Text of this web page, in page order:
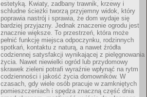
estetyką. Kwiaty, zadbany trawnik, krzewy i
schludne ścieżki tworzą przyjemny widok, który
poprawia nastrój i sprawia, że dom wydaje się
bardziej przyjazny. Jednak znaczenie ogrodu jest
znacznie większe. To przestrzeń, która może
pełnić funkcję miejsca odpoczynku, rodzinnych
spotkań, kontaktu z naturą, a nawet źródła
codziennej satysfakcji wynikającej z pielęgnowania
życia. Nawet niewielki ogród lub przydomowy
skrawek zieleni potrafi wyraźnie wpłynąć na rytm
codzienności i jakość życia domowników. W
czasach, gdy wiele osób pracuje w zamkniętych
pomieszczeniach i spędza znaczną część dnia